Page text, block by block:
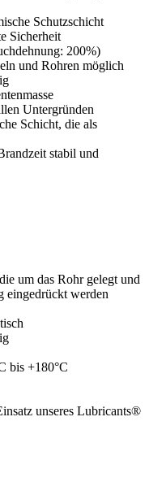
Schutzschicht
Sicherheit
200%)
und Rohren möglich
Untergründen
Schicht, die als
stabil und
um das Rohr gelegt und
eingedrückt werden
bis +180°C
unseres Lubricants®